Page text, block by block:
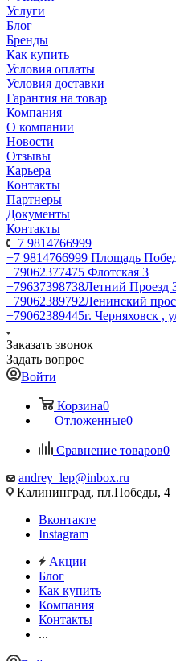
Услуги
Блог
Бренды
Как купить
Условия оплаты
Условия доставки
Гарантия на товар
Компания
О компании
Новости
Отзывы
Карьера
Контакты
Партнеры
Документы
Контакты
+7 9814766999
+7 9814766999 Площадь
+79062377475 Флотская 3
+79637398738Летний Проезд
+79062389792Ленинский
+79062389445г. Черняховск ,
Заказать звонок
Задать вопрос
Войти
Корзина0
Отложенные0
Сравнение товаров0
andrey_lep@inbox.ru
Калининград, пл.Победы, 4
Вконтакте
Instagram
Акции
Блог
Как купить
Компания
Контакты
...